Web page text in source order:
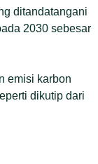
ditandatangani
2030 sebesar
emisi karbon
dikutip dari